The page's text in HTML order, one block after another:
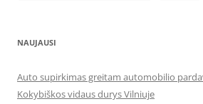
NAUJAUSI
Auto supirkimas greitam automobilio
Kokybiškos vidaus durys Vilniuje